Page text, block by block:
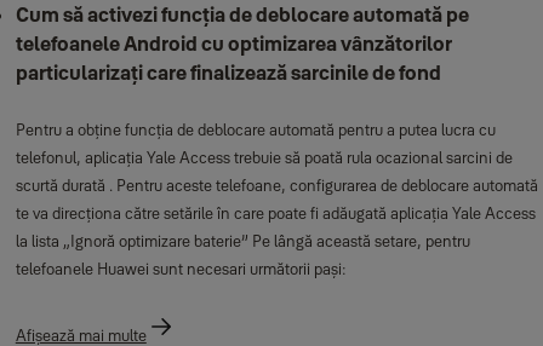
Cum să activezi funcția de deblocare automată pe
telefoanele Android cu optimizarea vânzătorilor
particularizați care finalizează sarcinile de fond
Pentru a obține funcția de deblocare automată pentru a putea lucra cu
telefonul, aplicația Yale Access trebuie să poată rula ocazional sarcini de
scurtă durată . Pentru aceste telefoane, configurarea de deblocare automată
te va direcționa către setările în care poate fi adăugată aplicația Yale Access
la lista „Ignoră optimizare baterie” Pe lângă această setare, pentru
telefoanele Huawei sunt necesari următorii pași:
Afișează mai multe